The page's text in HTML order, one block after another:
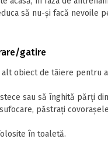
să nu-și facă nevoile
gatire
obiect de tăiere pentru
sau să înghită părți
păstrați
în toaletă.